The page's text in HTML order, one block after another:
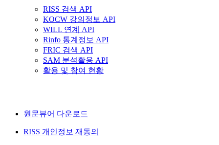
RISS 검색 API
KOCW 강의정보 API
WILL 연계 API
Rinfo 통계정보 API
FRIC 검색 API
SAM 분석활용 API
활용 및 참여 현황
원문뷰어 다운로드
RISS 개인정보 재동의